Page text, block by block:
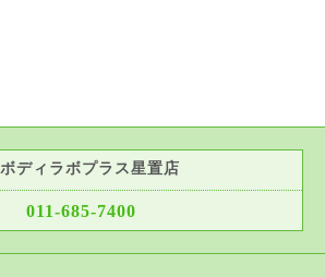
ボディラボプラス星置店
011-685-7400